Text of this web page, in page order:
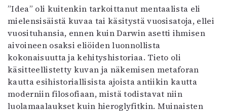
”Idea” oli kuitenkin tarkoittanut mentaalista eli
mielensisäistä kuvaa tai käsitystä vuosisatoja, ellei
vuosituhansia, ennen kuin Darwin asetti ihmisen
aivoineen osaksi eliöiden luonnollista
kokonaisuutta ja kehityshistoriaa. Tieto oli
käsitteellistetty kuvan ja näkemisen metaforan
kautta esihistoriallisista ajoista antiikin kautta
moderniin filosofiaan, mistä todistavat niin
luolamaalaukset kuin hieroglyfitkin. Muinaisten